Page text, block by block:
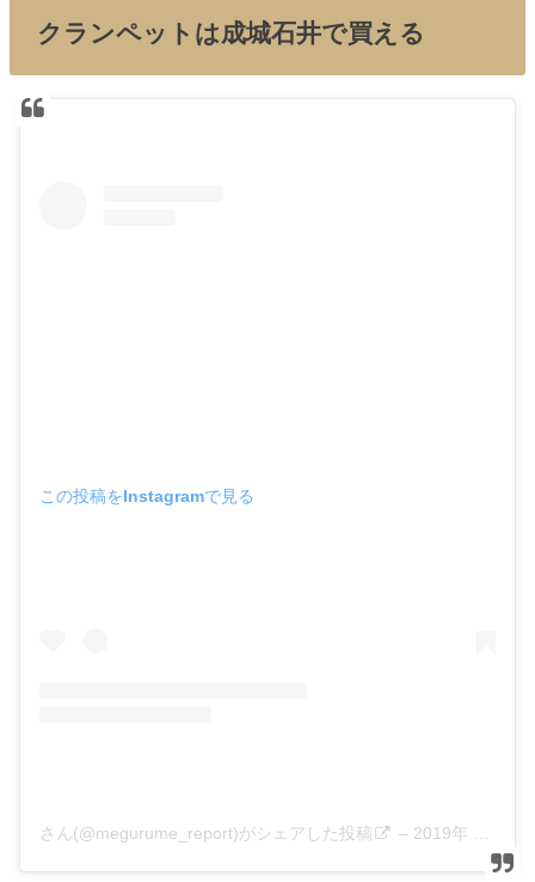
クランペットは成城石井で買える
この投稿をInstagramで見る
さん(@megurume_report)がシェアした投稿 – 2019年 4月月9日午後3時39分PDT